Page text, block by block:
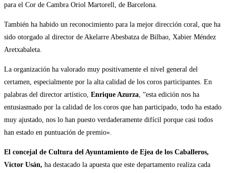
para el Cor de Cambra Oriol Martorell, de Barcelona.
También ha habido un reconocimiento para la mejor dirección coral, que ha
sido otorgado al director de Akelarre Abesbatza de Bilbao, Xabier Méndez
Aretxabaleta.
La organización ha valorado muy positivamente el nivel general del
certamen, especialmente por la alta calidad de los coros participantes. En
palabras del director artístico, Enrique Azurza , “esta edición nos ha
entusiasmado por la calidad de los coros que han participado, todo ha estado
muy ajustado, nos lo han puesto verdaderamente difícil porque casi todos
han estado en puntuación de premio».
El concejal de Cultura del Ayuntamiento de Ejea de los Caballeros,
Víctor Usán, ha destacado la apuesta que este departamento realiza cada